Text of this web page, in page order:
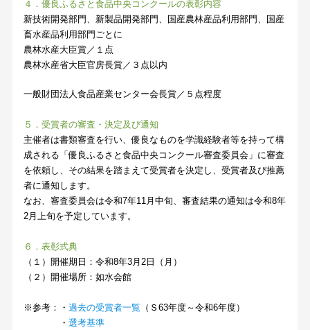
４．優良ふるさと食品中央コンクールの表彰内容
新技術開発部門、新製品開発部門、国産農林産品利用部門、国産
畜水産品利用部門ごとに
農林水産大臣賞／１点
農林水産省大臣官房長賞／３点以内
一般財団法人食品産業センター会長賞／５点程度
５．受賞者の審査・決定及び通知
主催者は書類審査を行い、優良なものを学識経験者等を持って構
成される「優良ふるさと食品中央コンクール審査委員会」に審査
を依頼し、その結果を踏まえて受賞者を決定し、受賞者及び推薦
者に通知します。
なお、審査委員会は令和7年11月中旬、審査結果の通知は令和8年
2月上旬を予定しています。
６．表彰式典
（１）開催期日：令和8年3月2日（月）
（２）開催場所：如水会館
※参考：・過去の受賞者一覧 （Ｓ63年度～令和6年度）
・選考基準